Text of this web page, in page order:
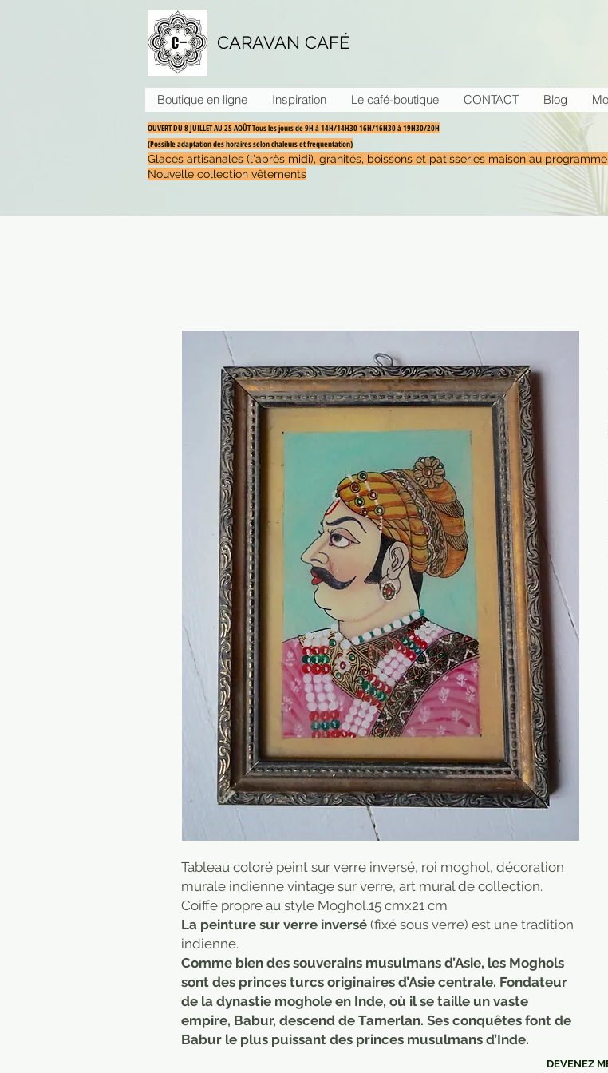
CARAVAN CAFÉ
Boutique en ligne Inspiration Le café-boutique CONTACT Blog
OUVERT DU 8 JUILLET AU 25 AOÛT Tous les jours de 9H à 14H/14H30 16H/16H30 à 19H30/20H
(Possible adaptation des horaires selon chaleurs et frequentation)
Glaces artisanales (l'après midi), granités, boissons et patisseries maison au
Nouvelle collection vêtements
Tableau coloré peint sur verre inversé, roi moghol, décoration
murale indienne vintage sur verre, art mural de collection.
Coiffe propre au style Moghol.15 cmx21 cm
La peinture sur verre inversé (fixé sous verre) est une tradition
indienne.
Comme bien des souverains musulmans d’Asie, les Moghols
sont des princes turcs originaires d’Asie centrale. Fondateur
de la dynastie moghole en Inde, où il se taille un vaste
empire, Babur, descend de Tamerlan. Ses conquêtes font de
Babur le plus puissant des princes musulmans d’Inde.
DEVENEZ